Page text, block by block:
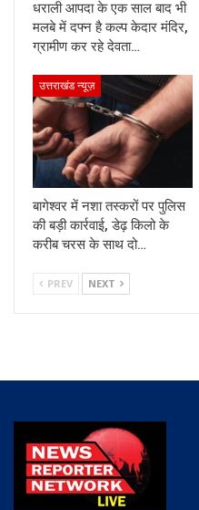
धराली आपदा के एक साल बाद भी
मलबे में दफ्न है कल्प केदार मंदिर,
ग्रामीण कर रहे देवता…
उत्तराखंड न्यूज़
बागेश्वर में नशा तस्करों पर पुलिस
की बड़ी कार्रवाई, डेढ़ किलो के
करीब चरस के साथ दो…
PREV NEXT